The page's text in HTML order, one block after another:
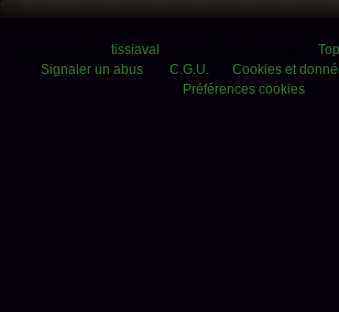
tissiaval
Signaler un abus
C.G.U.
Cookies et
Préférences cookies